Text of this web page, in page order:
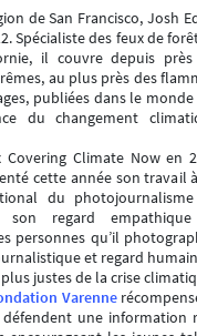
de San Francisco, Josh
Spécialiste des feux de
il couvre depuis près
au plus près des
publiées dans le
du changement
Covering Climate Now en
cette année son travail
du
son regard
personnes qu’il
et regard
justes de la crise
Varenne
une information